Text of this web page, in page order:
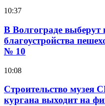
10:37
В Волгограде выберут
благоустройства
№ 10
10:08
Строительство музея
кургана выходит на